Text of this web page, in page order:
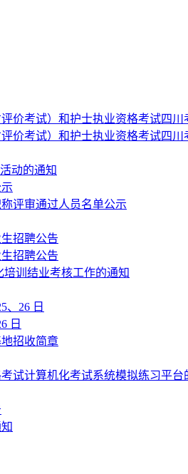
价考试）和护士执业资格考试四
价考试）和护士执业资格考试四
动的通知
评审通过人员名单公示
招聘公告
招聘公告
训结业考核工作的通知
、26 日
日
招收简章
试计算机化考试系统模拟练习平台